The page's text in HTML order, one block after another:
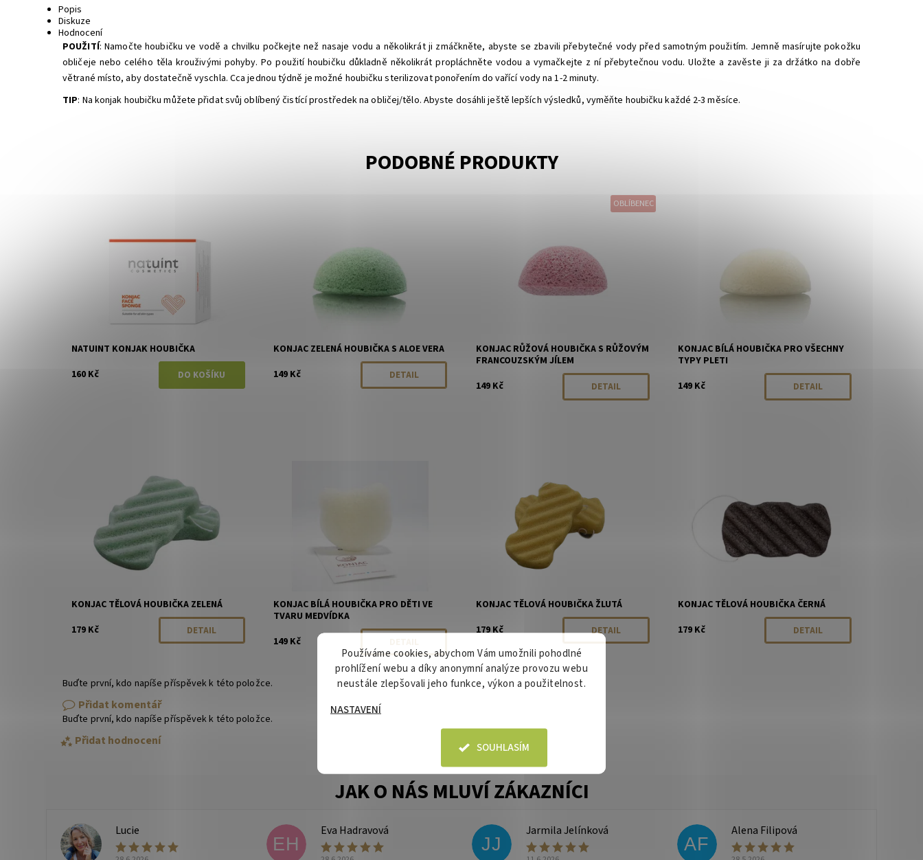
Popis
Diskuze
Hodnocení
POUŽITÍ: Namočte houbičku ve vodě a chvilku počkejte než nasaje vodu a několikrát ji zmáčkněte, abyste se zbavili přebytečné vody před samotným použitím. Jemně masírujte pokožku
obličeje nebo celého těla krouživými pohyby. Po použití houbičku důkladně několikrát propláchněte vodou a vymačkejte z ní přebytečnou vodu. Uložte a zavěste ji za držátko na dobře
větrané místo, aby dostatečně vyschla. Cca jednou týdně je možné houbičku sterilizovat ponořením do vařící vody na 1-2 minuty.
TIP: Na konjak houbičku můžete přidat svůj oblíbený čistící prostředek na obličej/tělo. Abyste dosáhli ještě lepších výsledků, vyměňte houbičku každé 2-3 měsíce.
PODOBNÉ PRODUKTY
NATUINT KONJAK HOUBIČKA
160 Kč
KONJAC ZELENÁ HOUBIČKA S ALOE VERA
149 Kč
DETAIL
OBLÍBENEC
Momentálně vyprodáno
KONJAC RŮŽOVÁ HOUBIČKA S RŮŽOVÝM
FRANCOUZSKÝM JÍLEM
149 Kč
DETAIL
KONJAC BÍLÁ HOUBIČKA PRO VŠECHNY
TYPY PLETI
149 Kč
DETAIL
Konjac
KONJAC TĚLOVÁ HOUBIČKA ZELENÁ
179 Kč
DETAIL
KONJAC BÍLÁ HOUBIČKA PRO DĚTI VE
TVARU MEDVÍDKA
149 Kč
KONJAC TĚLOVÁ HOUBIČKA ŽLUTÁ
179 Kč
DETAIL
KONJAC TĚLOVÁ HOUBIČKA ČERNÁ
179 Kč
DETAIL
Buďte první, kdo napíše příspěvek k této položce.
Přidat komentář
Buďte první, kdo napíše příspěvek k této položce.
Přidat hodnocení
L
Lucie
EH
Eva Hadravová
JJ
Jarmila Jelínková
AF
Alena Filipová
Používáme cookies, abychom Vám umožnili pohodlné
prohlížení webu a díky anonymní analýze provozu webu
neustále zlepšovali jeho funkce, výkon a použitelnost.
NASTAVENÍ
SOUHLASÍM